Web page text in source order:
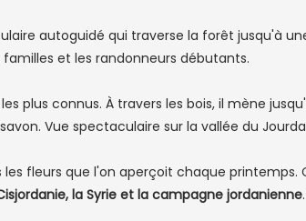
autoguidé qui traverse la forêt jusqu'à
et les randonneurs débutants.
plus connus. À travers les bois, il mène
Vue spectaculaire sur la vallée du
les fleurs que l'on aperçoit chaque
la Syrie et la campagne jordanienne